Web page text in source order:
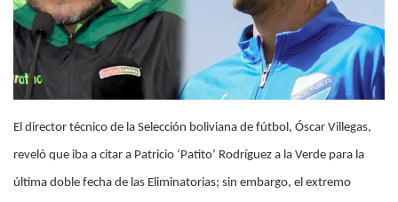
El director técnico de la Selección boliviana de fútbol, Óscar Villegas,
reveló que iba a citar a Patricio ‘Patito’ Rodríguez a la Verde para la
última doble fecha de las Eliminatorias; sin embargo, el extremo